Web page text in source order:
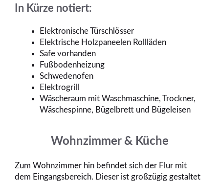
In Kürze notiert:
Elektronische Türschlösser
Elektrische Holzpaneelen Rollläden
Safe vorhanden
Fußbodenheizung
Schwedenofen
Elektrogrill
Wäscheraum mit Waschmaschine, Trockner,
Wäschespinne, Bügelbrett und Bügeleisen
Wohnzimmer & Küche
Zum Wohnzimmer hin befindet sich der Flur mit
dem Eingangsbereich. Dieser ist großzügig gestaltet